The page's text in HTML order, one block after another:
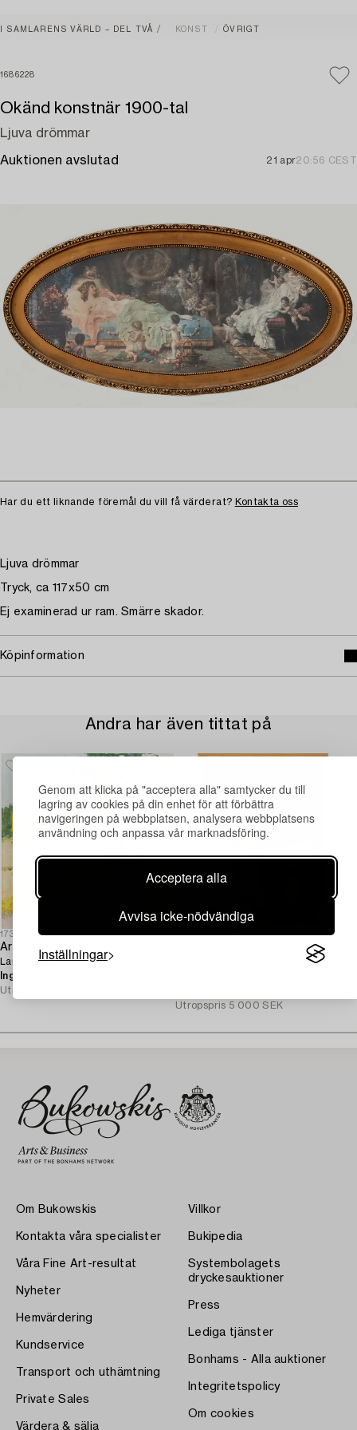
Genom att klicka på "acceptera alla" samtycker du till
lagring av cookies på din enhet för att förbättra
navigeringen på webbplatsen, analysera webbplatsens
användning och anpassa vår marknadsföring.
Acceptera alla
Avvisa icke-nödvändiga
Inställningar
I SAMLARENS VÄRLD – DEL TVÅ KONST ÖVRIGT
1686228
Okänd konstnär 1900-tal
Ljuva drömmar
Auktionen avslutad 21 apr20:56 CEST
Har du ett liknande föremål du vill få värderat? Kontakta oss
Ljuva drömmar
Tryck, ca 117x50 cm
Ej examinerad ur ram. Smärre skador.
Köpinformation
Andra har även tittat på
1732169
Armas Hursti
Landskap.
Inga bud
Utropspris
1723110
"Marats död" efter Jacques-Louis
Utropspris 5 000 SEK
Om Bukowskis
Kontakta våra specialister
Våra Fine Art-resultat
Nyheter
Hemvärdering
Kundservice
Transport och uthämtning
Private Sales
Värdera & sälja
Villkor
Bukipedia
Systembolagets
dryckesauktioner
Press
Lediga tjänster
Bonhams - Alla auktioner
Integritetspolicy
Om cookies